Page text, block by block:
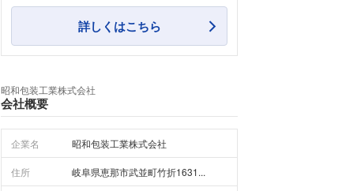
詳しくはこちら
昭和包装工業株式会社
会社概要
企業名 昭和包装工業株式会社
住所 岐阜県恵那市武並町竹折1631...